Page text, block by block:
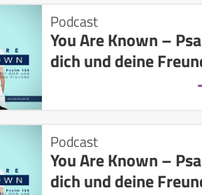
Podcast
You Are Known –
dich und deine
Podcast
You Are Known –
dich und deine